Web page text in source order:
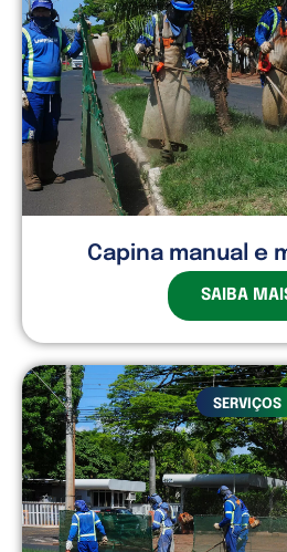
Capina manual e
SAIBA
SERVIÇOS